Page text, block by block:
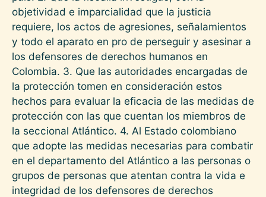
objetividad e imparcialidad que la justicia
requiere, los actos de agresiones, señalamientos
y todo el aparato en pro de perseguir y asesinar a
los defensores de derechos humanos en
Colombia. 3. Que las autoridades encargadas de
la protección tomen en consideración estos
hechos para evaluar la eficacia de las medidas de
protección con las que cuentan los miembros de
la seccional Atlántico. 4. Al Estado colombiano
que adopte las medidas necesarias para combatir
en el departamento del Atlántico a las personas o
grupos de personas que atentan contra la vida e
integridad de los defensores de derechos